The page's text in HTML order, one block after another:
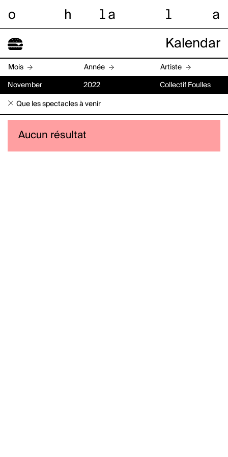
o h l a l a
Kalendar
Mois Année Artiste
November 2022 Collectif Foulles
Que les spectacles à venir
Aucun résultat